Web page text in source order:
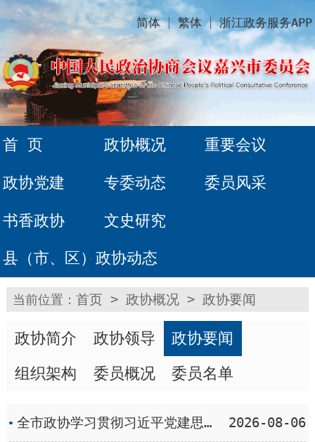
简体 繁体 浙江政务服务APP
首 页 政协概况 重要会议
政协党建 专委动态 委员风采
书香政协 文史研究
县（市、区）政协动态
当前位置： 首页 > 政协概况 > 政协要闻
政协简介 政协领导
政协要闻
组织架构
委员概况 委员名单
全市政协学习贯彻习近平党建思想专题学习会暨政协工作交流会发言摘编（四） 2026-08-06